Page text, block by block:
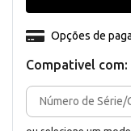
Compativel com:
Opções de